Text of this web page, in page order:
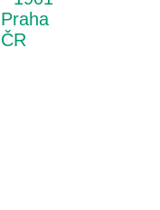
Praha
ČR